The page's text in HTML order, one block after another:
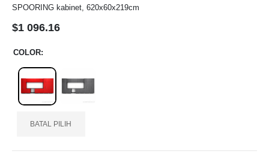
SPOORING kabinet, 620x60x219cm
$1 096.16
COLOR
BATAL PILIH